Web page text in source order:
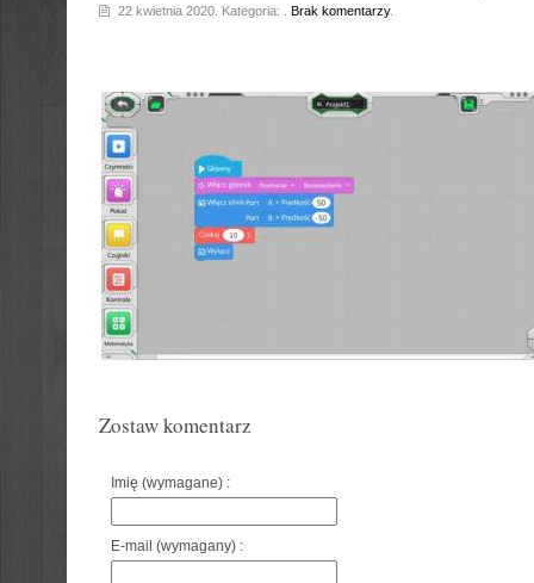
22 kwietnia 2020. Kategoria: . Brak komentarzy.
Zostaw komentarz
Imię (wymagane) :
E-mail (wymagany) :